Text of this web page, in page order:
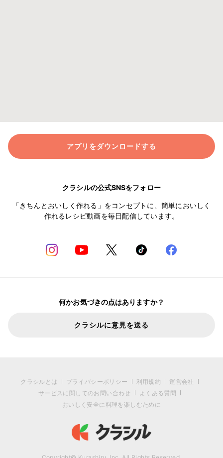
アプリをダウンロードする
クラシルの公式SNSをフォロー
「きちんとおいしく作れる」をコンセプトに、簡単においしく
作れるレシピ動画を毎日配信しています。
何かお気づきの点はありますか？
クラシルに意見を送る
クラシルとは プライバシーポリシー 利用規約
運営会社
サービスに関してのお問い合わせ
よくある質問
おいしく安全に料理を楽しむために